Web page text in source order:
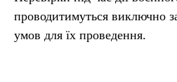
проводитимуться виключно
умов для їх проведення.